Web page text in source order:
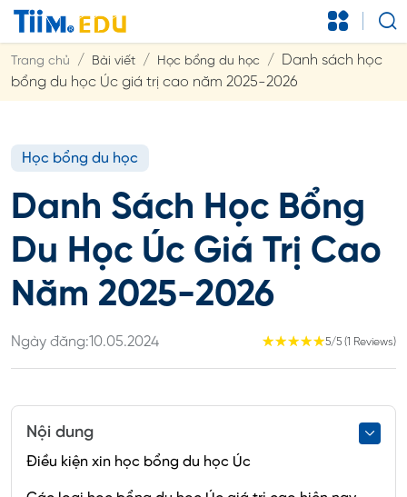
Trang chủ Bài viết Học bổng du học
Danh sách học
bổng du học Úc giá trị cao năm 2025-2026
Học bổng du học
Danh Sách Học Bổng
Du Học Úc Giá Trị Cao
Năm 2025-2026
Ngày đăng:10.05.2024 ☆
☆
☆
☆
☆ 5/5 (1 Reviews)
Nội dung
Điều kiện xin học bổng du học Úc